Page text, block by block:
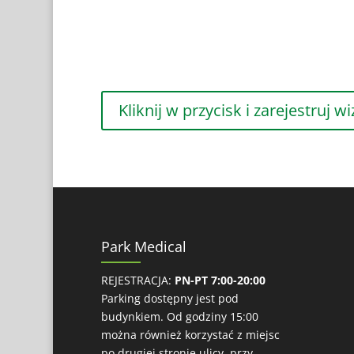
Kliknij w przycisk i zarejestruj
Park Medical
REJESTRACJA: PN-PT 7:00-20:00
Parking dostępny jest pod
budynkiem. Od godziny 15:00
można również korzystać z miejsc